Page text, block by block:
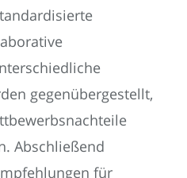
gegenübergestellt,
Abschließend
für